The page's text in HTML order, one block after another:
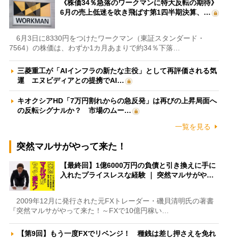
《株価34％急落のワークマンに特大反転の期待》
6月の売上低迷を吹き飛ばす第1四半期決算、…
6月3日に8330円をつけたワークマン（東証スタンダード・
7564）の株価は、わずか1カ月あまりで約34％下落…
三菱重工が「AIインフラの新たな主役」として再評価される気
運 エヌビディアとの提携でAI…
キオクシアHD「7万円割れからの急反発」は再びの上昇局面へ
の反転シグナルか？ 市場のムー…
一覧を見る
突然マルサがやって来た！
【最終回】1億6000万円の負債と引き換えに手に
入れたプライスレスな経験 ｜ 突然マルサがや…
2009年12月に発行された元FXトレーダー・磯貝清明氏の著書
『突然マルサがやって来た！～FXで10億円稼い…
【第9回】もう一度FXでリベンジ！ 種銭は差し押さえを免れ